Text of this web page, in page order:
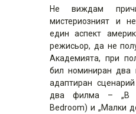
Не виждам
мистериозният и
един аспект
режисьор, да не
Академията, при
бил номиниран два
адаптиран
два филма – „В
Bedroom) и „Малки